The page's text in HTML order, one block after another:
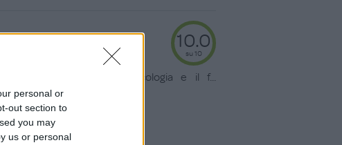
personal or
out section to
you may
us or personal
10.0
su 10
è l'attenzione all'ecologia e il f...